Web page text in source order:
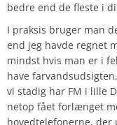
bedre end de fleste i
I praksis bruger man
end jeg havde regnet
mindst hvis man er i
have
vi stadig har FM i lille
netop fået forlænget
hovedtelefonerne, der